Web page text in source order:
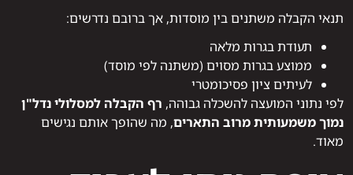
תנאי הקבלה משתנים בין מוסדות, אך ברובם נדרשים:
תעודת בגרות מלאה
ממוצע בגרות מסוים (משתנה לפי מוסד)
לעיתים ציון פסיכומטרי
לפי נתוני המועצה להשכלה גבוהה, רף הקבלה למסלולי נדל"ן
נמוך משמעותית מרוב התארים, מה שהופך אותם נגישים
מאוד.